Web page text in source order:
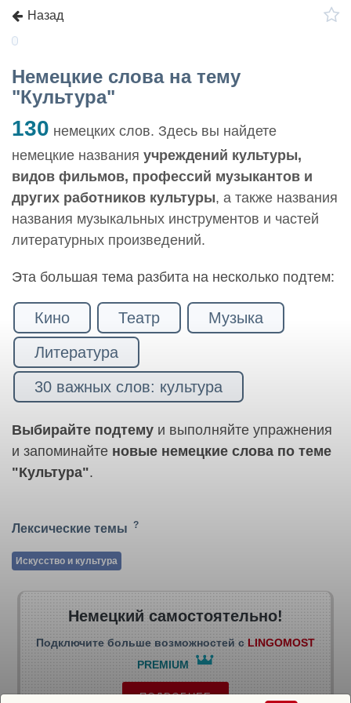
Назад
Немецкие слова на тему
"Культура"
130 немецких слов. Здесь вы найдете
немецкие названия учреждений культуры,
видов фильмов, профессий музыкантов и
других работников культуры, а также названия
названия музыкальных инструментов и частей
литературных произведений.
Эта большая тема разбита на несколько подтем:
Кино Театр
Музыка
Литература
30 важных слов: культура
Выбирайте подтему и выполняйте упражнения
и запоминайте новые немецкие слова по теме
"Культура".
Лексические темы ?
Искусство и культура
Немецкий самостоятельно!
Подключите больше возможностей сLINGOMOST
PREMIUM
ПОДРОБНЕЕ